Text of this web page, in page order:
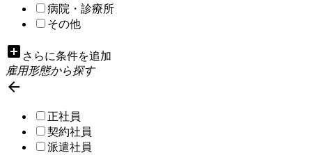
病院・診療所
その他
add_box さらに条件を追加
雇用形態から探す

正社員
契約社員
派遣社員